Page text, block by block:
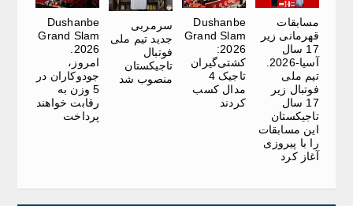
مسابقات
قهرمانی زیر
17 سال
تیم ملی
فوتبال زیر
17 سال
تاجیکستان
این مسابقات
را با پیروزی
آغاز کرد
Dushanbe
Grand Slam
2026:
کشتی‌گیران
تاجیک 4
مدال کسب
کردند
سرمربی
جدید تیم ملی
فوتبال
تاجیکستان
منصوب شد
Dushanbe
Grand Slam
امروز،
جودوکاران در
5 وزن به
رقابت خواهند
پرداخت